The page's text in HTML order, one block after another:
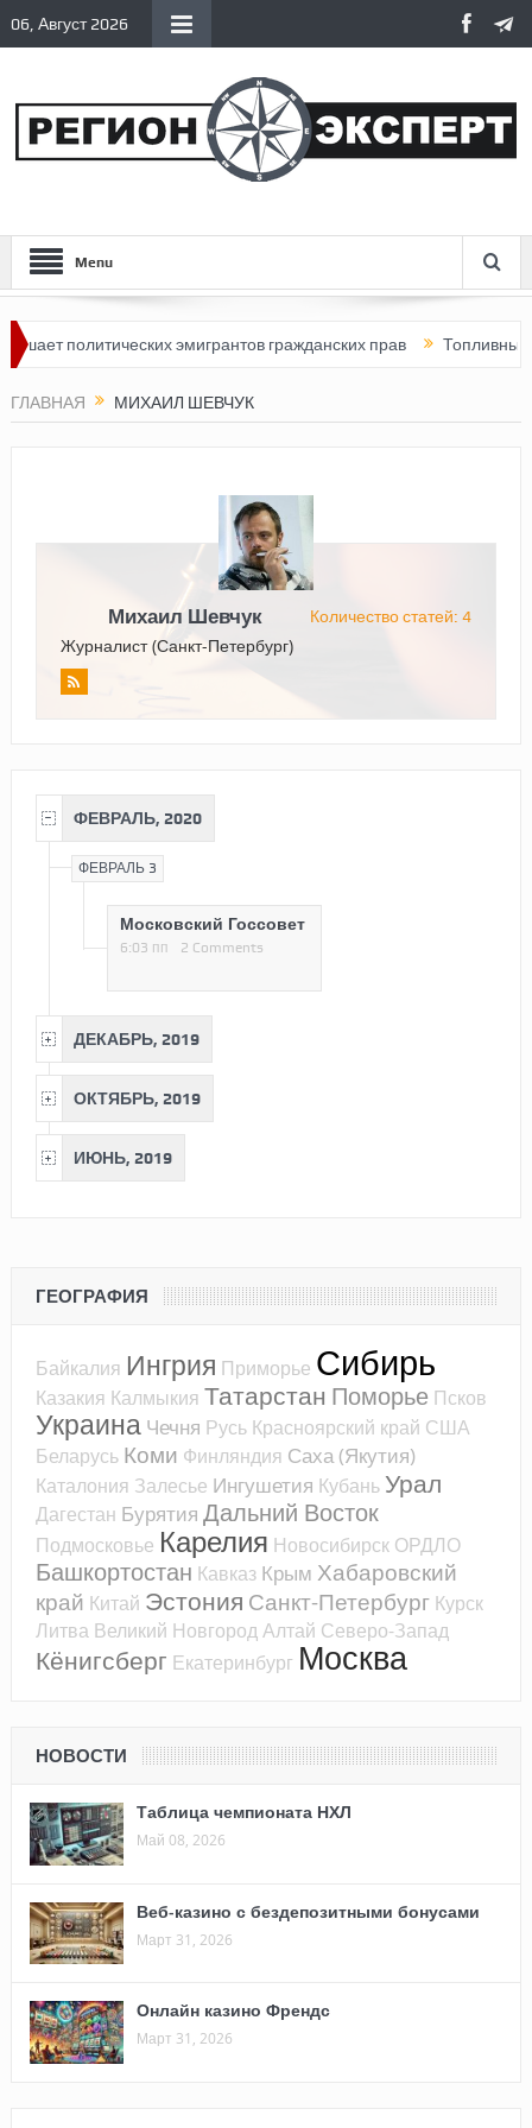
06, Август 2026
Menu
политических эмигрантов гражданских прав Топливный
ГЛАВНАЯ МИХАИЛ ШЕВЧУК
Михаил Шевчук Количество статей: 4
Журналист (Санкт-Петербург)
ФЕВРАЛЬ, 2020
ФЕВРАЛЬ 3
Московский Госсовет
6:03 пп 2 Comments
ДЕКАБРЬ, 2019
ОКТЯБРЬ, 2019
ИЮНЬ, 2019
ГЕОГРАФИЯ
Байкалия Ингрия Приморье Сибирь
Казакия Калмыкия Татарстан Поморье Псков
Украина Чечня Русь Красноярский край США
Беларусь Коми Финляндия Саха (Якутия)
Каталония Залесье Ингушетия Кубань Урал
Дагестан Бурятия Дальний Восток
Подмосковье Карелия Новосибирск ОРДЛО
Башкортостан Кавказ Крым Хабаровский
край Китай Эстония Санкт-Петербург Курск
Литва Великий НовгородАлтай Северо-Запад
Кёнигсберг Екатеринбург Москва
НОВОСТИ
Таблица чемпионата НХЛ
Май 08, 2026
Веб-казино с бездепозитными бонусами
Март 31, 2026
Онлайн казино Френдс
Март 31, 2026